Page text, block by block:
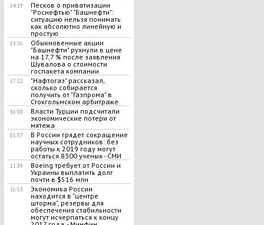
14:19
Песков о приватизации
"Роснефтью" "Башнефти":
ситуацию нельзя понимать
как абсолютно линейную и
простую
13:56
Обыкновенные акции
"Башнефти" рухнули в цене
на 17,7 % после заявления
Шувалова о стоимости
госпакета компании
17:22
"Нафтогаз" рассказал,
сколько собирается
получить от "Газпрома" в
Стокгольмском арбитраже
16:08
Власти Турции подсчитали
экономические потери от
мятежа
01:57
В России грядет сокращение
научных сотрудников: без
работы к 2019 году могут
остаться 8300 ученых - СМИ
11:39
Boeing требует от России и
Украины выплатить долг
почти в $516 млн
16:13
Экономика России
находится в "центре
шторма", резервы для
обеспечения стабильности
могут исчерпаться к концу